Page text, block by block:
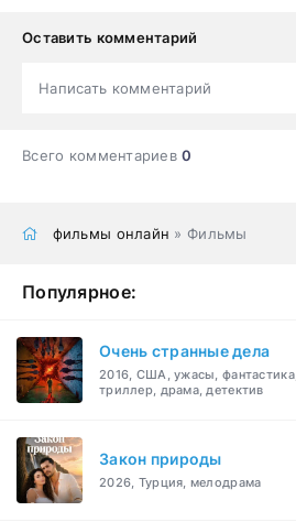
Оставить комментарий
Написать комментарий
Всего комментариев0
фильмы онлайн » Фильмы
Популярное:
Очень странные дела
2016, США, ужасы,
триллер, драма, детектив
Закон природы
2026, Турция, мелодрама